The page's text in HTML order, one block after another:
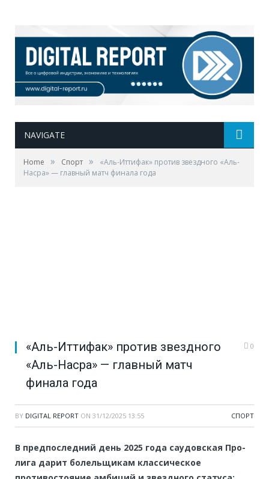
NAVIGATE
Home » Спорт »
«Аль-Иттифак» против звездного «Аль-
Насра» — главный матч финала года
«Аль-Иттифак» против звездного
«Аль-Насра» — главный матч
финала года
0
BY DIGITAL REPORT ON 31/12/2025 13:55 СПОРТ
В предпоследний день 2025 года саудовская Про-
лига дарит болельщикам классическое